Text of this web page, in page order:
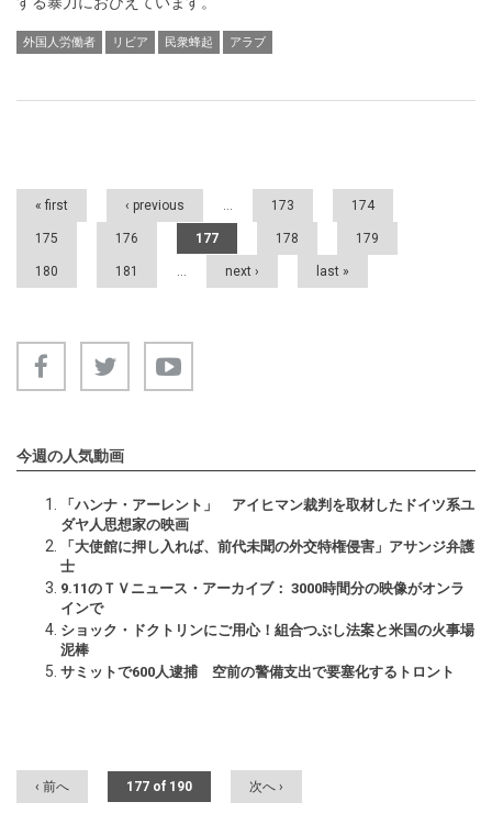
外国人労働者 リビア 民衆蜂起 アラブ
Pages
« first ‹ previous … 173 174
175 176 177 178 179
180 181 … next › last »
今週の人気動画
「ハンナ・アーレント」 アイヒマン裁判を取材したドイツ系ユ
ダヤ人思想家の映画
「大使館に押し入れば、前代未聞の外交特権侵害」アサンジ弁護
士
9.11のＴＶニュース・アーカイブ： 3000時間分の映像がオンラ
インで
ショック・ドクトリンにご用心！組合つぶし法案と米国の火事場
泥棒
サミットで600人逮捕 空前の警備支出で要塞化するトロント
‹ 前へ 177 of 190 次へ ›